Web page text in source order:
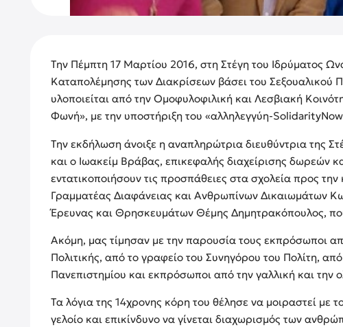
Την Πέμπτη 17 Μαρτίου 2016, στη Στέγη του Ιδρύματος
Καταπολέμησης των Διακρίσεων βάσει του
υλοποιείται από την Ομοφυλοφιλική και Λεσβιακή
Φωνή», με την υποστήριξη του «αλληλεγγύη-
Την εκδήλωση άνοιξε η αναπληρώτρια διευθύντρια της
και ο Ιωακείμ Βράβας, επικεφαλής διαχείρισης
εντατικοποιήσουν τις προσπάθειες στα σχολεία προς
Γραμματέας Διαφάνειας και Ανθρωπίνων Δικαιωμάτων
Έρευνας και Θρησκευμάτων Θέμης Δημητρακόπουλος,
Ακόμη, μας τίμησαν με την παρουσία τους εκπρόσωποι
Πολιτικής, από το γραφείο του Συνηγόρου του Πολίτη,
Πανεπιστημίου και εκπρόσωποι από την γαλλική και
Τα λόγια της 14χρονης κόρη του θέλησε να μοιραστεί με
γελοίο και επικίνδυνο να γίνεται διαχωρισμός των